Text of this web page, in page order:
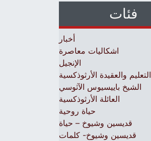
فئات
أخبار
اشكاليات معاصرة
الإنجيل
التعليم والعقيدة الأرثوذكسية
الشيخ باييسيوس الآثوسي
العائلة الأرثوذكسية
حياة روحية
قديسين وشيوخ – حياة
قديسين وشيوخ- كلمات